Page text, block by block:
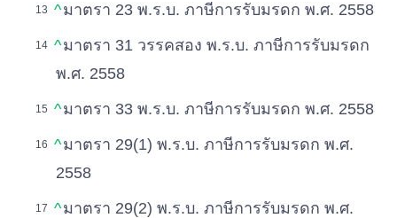
^มาตรา 23 พ.ร.บ. ภาษีการรับมรดก พ.ศ. 2558
^มาตรา 31 วรรคสอง พ.ร.บ. ภาษีการรับมรดก
พ.ศ. 2558
^มาตรา 33 พ.ร.บ. ภาษีการรับมรดก พ.ศ. 2558
^มาตรา 29(1) พ.ร.บ. ภาษีการรับมรดก พ.ศ.
2558
^มาตรา 29(2) พ.ร.บ. ภาษีการรับมรดก พ.ศ.